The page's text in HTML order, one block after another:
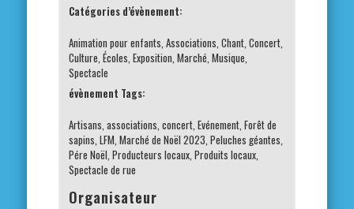
Catégories d’évènement:
Animation pour enfants, Associations, Chant, Concert,
Culture, Écoles, Exposition, Marché, Musique,
Spectacle
évènement Tags:
Artisans, associations, concert, Evénement, Forêt de
sapins, LFM, Marché de Noël 2023, Peluches géantes,
Pére Noël, Producteurs locaux, Produits locaux,
Spectacle de rue
Organisateur